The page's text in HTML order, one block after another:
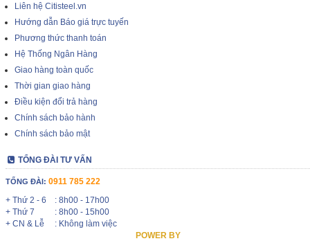
Liên hệ Citisteel.vn
Hướng dẫn Báo giá trực tuyến
Phương thức thanh toán
Hệ Thống Ngân Hàng
Giao hàng toàn quốc
Thời gian giao hàng
Điều kiện đổi trả hàng
Chính sách bảo hành
Chính sách bảo mật
TỔNG ĐÀI TƯ VẤN
TỔNG ĐÀI: 0911 785 222
+ Thứ 2 - 6
: 8h00 - 17h00
+ Thứ 7
: 8h00 - 15h00
+ CN & Lễ
: Không làm việc
POWER BY